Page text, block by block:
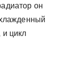
он
и цикл